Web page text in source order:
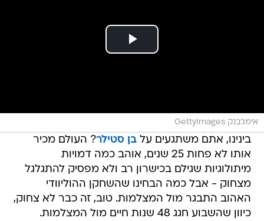
אימג'בנק GettyImages
בינינו, אתם משתגעים עלבן סטילר? העולם מכיר
אותו לא פחות 25 שנים, אוהב כמה דמויות
מיתולוגיות שגילם בכישרון רב ולא מפסיק להתגלגל
מצחוק - אבל כמה הבחינו שהשחקן ההוליוודי
האהוב התבגר מול המצלמות. טוב, זה כבר לא צחוק,
כיוון שהשבוע חגג 48 שנות חיים מול המצלמות.